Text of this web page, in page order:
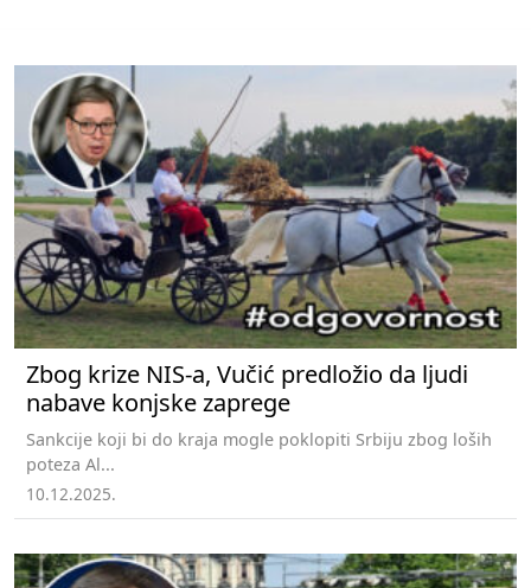
Zbog krize NIS-a, Vučić predložio da ljudi
nabave konjske zaprege
Sankcije koji bi do kraja mogle poklopiti Srbiju zbog loših
poteza Al...
10.12.2025.